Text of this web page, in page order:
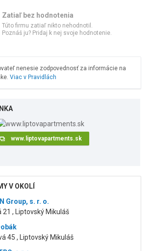
Zatiaľ bez hodnotenia
Túto firmu zatiaľ nikto nehodnotil.
Poznáš ju? Pridaj k nej svoje hodnotenie.
nenesie zodpovednosť za informácie na
Viac v Pravidlách
www.liptovapartments.sk
V OKOLÍ
Group, s. r. o.
21 , Liptovský Mikuláš
45 , Liptovský Mikuláš